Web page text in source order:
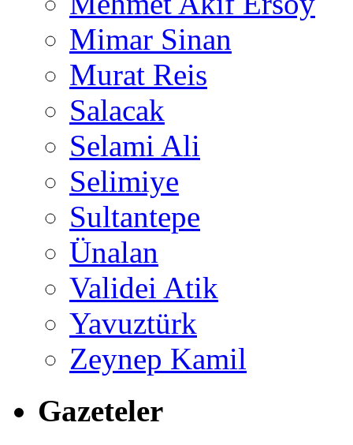
Mimar Sinan
Murat Reis
Salacak
Selami Ali
Selimiye
Sultantepe
Ünalan
Validei Atik
Yavuztürk
Zeynep Kamil
Gazeteler